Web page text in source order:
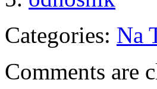
Categories: Na
Comments are